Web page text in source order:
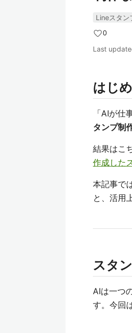
Lineスタン
0
Last
はじ
「AIが仕
タンプ制
結果はこ
作成した
本記事で
と、活用
スタ
AIは一つ
す。今回